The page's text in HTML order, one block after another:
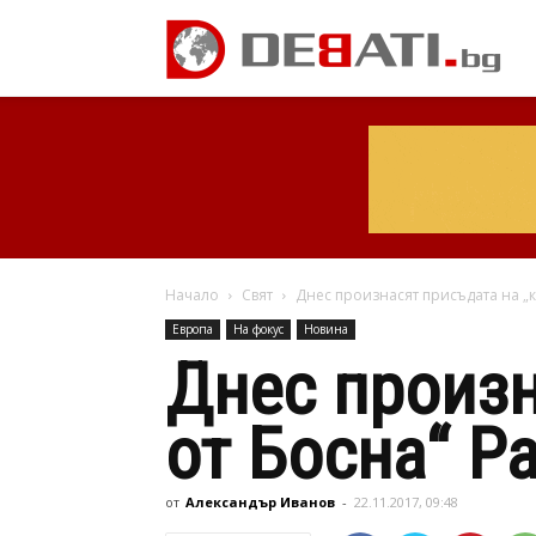
Начало Свят Днес произнасят присъдата на
Европа На фокус Новина
Днес
от Босна“
от Александър Иванов - 22.11.2017, 09:48